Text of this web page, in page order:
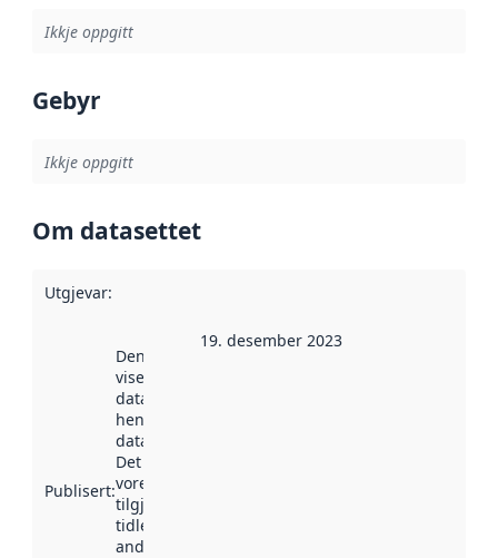
Ikkje oppgitt
Gebyr
Ikkje oppgitt
Om datasettet
Utgjevar:
Publisert:
Denne datoen
viser når
datasettet vart
henta inn av
data.norge.no.
Det kan ha
vore
tilgjengeleg
tidlegare
andre stader.
19. desember 2023